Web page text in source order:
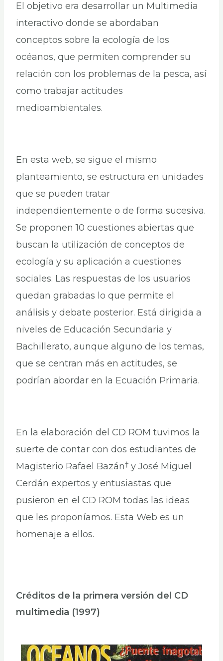
El objetivo era desarrollar un Multimedia
interactivo donde se abordaban
conceptos sobre la ecología de los
océanos, que permiten comprender su
relación con los problemas de la pesca, así
como trabajar actitudes
medioambientales.
En esta web, se sigue el mismo
planteamiento, se estructura en unidades
que se pueden tratar
independientemente o de forma sucesiva.
Se proponen 10 cuestiones abiertas que
buscan la utilización de conceptos de
ecología y su aplicación a cuestiones
sociales. Las respuestas de los usuarios
quedan grabadas lo que permite el
análisis y debate posterior. Está dirigida a
niveles de Educación Secundaria y
Bachillerato, aunque alguno de los temas,
que se centran más en actitudes, se
podrían abordar en la Ecuación Primaria.
En la elaboración del CD ROM tuvimos la
suerte de contar con dos estudiantes de
Magisterio Rafael Bazán† y José Miguel
Cerdán expertos y entusiastas que
pusieron en el CD ROM todas las ideas
que les proponíamos. Esta Web es un
homenaje a ellos.
Créditos de la primera versión del CD
multimedia (1997)